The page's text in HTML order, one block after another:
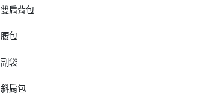
雙肩背包
腰包
副袋
斜肩包